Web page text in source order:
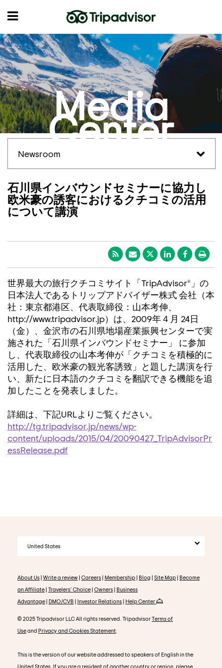
Media
Center
Newsroom
石川県インバウンドセミナーに協力し
欧米豪の誘客におけるクチコミの活用
について講演
世界最大の旅行クチコミサイト「TripAdvisor®」の
日本法人であるトリップアドバイザー株式 会社（本
社：東京都港区、代表取締役：山本考伸、
http://www.tripadvisor.jp）は、2009年４月 24日
（金）、金沢市の石川県地場産業振興センターで実
施された「石川県インバウンドセミナー」 に参加
し、代表取締役の山本考伸が「クチコミを積極的に
活用した、欧米豪の観光客誘致」と題した講演を行
い、新たに日本語のクチコミを翻訳できる機能を追
加したことを発表しました。
詳細は、下記URLよりご覧ください。
http://tg.tripadvisor.jp/news/wp-
content/uploads/2015/04/20090427_TripAdvisorPr
essRelease.pdf
United States
About Us| Write a review| Careers| Membership| Blog | Site Map| Become
an Affiliate| Travelers' Choice| Owners| Business
Advantage| DMO/CVB | Investor Relations| Help Center
© 2025 Tripadvisor LLC All rights reserved. TripadvisorTerms of
Useand Privacy and Cookies Statement
This is the version of our website addressed to speakers of English in the
United States. If you are a resident of another country or region, please